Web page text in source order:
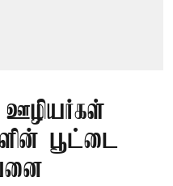
ஊழியர்கள்
பூட்டை